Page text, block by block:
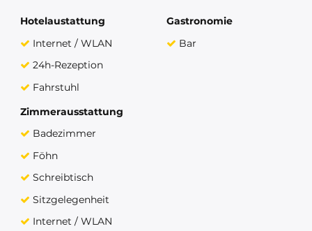
Hotelaustattung
Internet / WLAN
24h-Rezeption
Fahrstuhl
Gastronomie
Bar
Zimmerausstattung
Badezimmer
Föhn
Schreibtisch
Sitzgelegenheit
Internet / WLAN